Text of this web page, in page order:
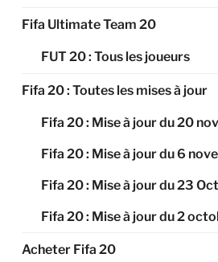
Fifa Ultimate Team 20
FUT 20 : Tous les joueurs
Fifa 20 : Toutes les mises à jour
Fifa 20 : Mise à jour du 20
Fifa 20 : Mise à jour du 6
Fifa 20 : Mise à jour du 23
Fifa 20 : Mise à jour du 2
Acheter Fifa 20